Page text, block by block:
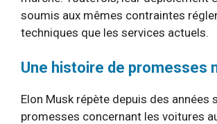
soumis aux mêmes contraintes
techniques que les services actuels.
Une histoire de promesses
Elon Musk répète depuis des années
promesses concernant les voitures